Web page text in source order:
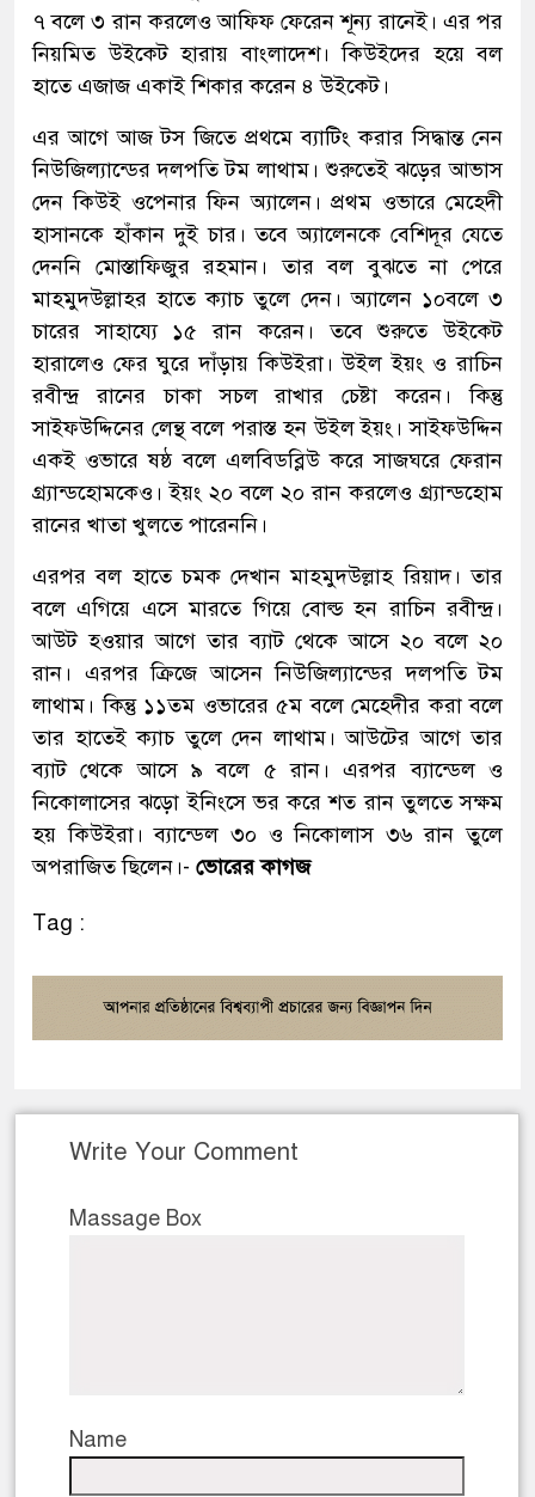
৭ বলে ৩ রান করলেও আফিফ ফেরেন শূন্য রানেই। এর পর
নিয়মিত উইকেট হারায় বাংলাদেশ। কিউইদের হয়ে বল
হাতে এজাজ একাই শিকার করেন ৪ উইকেট।
এর আগে আজ টস জিতে প্রথমে ব্যাটিং করার সিদ্ধান্ত নেন
নিউজিল্যান্ডের দলপতি টম লাথাম। শুরুতেই ঝড়ের আভাস
দেন কিউই ওপেনার ফিন অ্যালেন। প্রথম ওভারে মেহেদী
হাসানকে হাঁকান দুই চার। তবে অ্যালেনকে বেশিদূর যেতে
দেননি মোস্তাফিজুর রহমান। তার বল বুঝতে না পেরে
মাহমুদউল্লাহর হাতে ক্যাচ তুলে দেন। অ্যালেন ১০বলে ৩
চারের সাহায্যে ১৫ রান করেন। তবে শুরুতে উইকেট
হারালেও ফের ঘুরে দাঁড়ায় কিউইরা। উইল ইয়ং ও রাচিন
রবীন্দ্র রানের চাকা সচল রাখার চেষ্টা করেন। কিন্তু
সাইফউদ্দিনের লেন্থ বলে পরাস্ত হন উইল ইয়ং। সাইফউদ্দিন
একই ওভারে ষষ্ঠ বলে এলবিডব্লিউ করে সাজঘরে ফেরান
গ্র্যান্ডহোমকেও। ইয়ং ২০ বলে ২০ রান করলেও গ্র্যান্ডহোম
রানের খাতা খুলতে পারেননি।
এরপর বল হাতে চমক দেখান মাহমুদউল্লাহ রিয়াদ। তার
বলে এগিয়ে এসে মারতে গিয়ে বোল্ড হন রাচিন রবীন্দ্র।
আউট হওয়ার আগে তার ব্যাট থেকে আসে ২০ বলে ২০
রান। এরপর ক্রিজে আসেন নিউজিল্যান্ডের দলপতি টম
লাথাম। কিন্তু ১১তম ওভারের ৫ম বলে মেহেদীর করা বলে
তার হাতেই ক্যাচ তুলে দেন লাথাম। আউটের আগে তার
ব্যাট থেকে আসে ৯ বলে ৫ রান। এরপর ব্যান্ডেল ও
নিকোলাসের ঝড়ো ইনিংসে ভর করে শত রান তুলতে সক্ষম
হয় কিউইরা। ব্যান্ডেল ৩০ ও নিকোলাস ৩৬ রান তুলে
অপরাজিত ছিলেন।- ভোরের কাগজ
Tag :
Write Your Comment
Massage Box
Name